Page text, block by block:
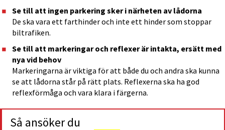
Se till att ingen parkering sker i närheten av lådorna
De ska vara ett farthinder och inte ett hinder som stoppar
biltrafiken.
Se till att markeringar och reflexer är intakta, ersätt med
nya vid behov
Markeringarna är viktiga för att både du och andra ska kunna
se att lådorna står på rätt plats. Reflexerna ska ha god
reflexförmåga och vara klara i färgerna.
Så ansöker du